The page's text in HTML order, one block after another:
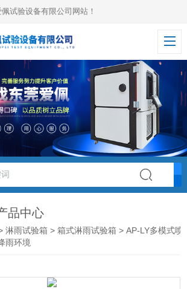
试验设备有限公司网站！
品中心
淋雨试验箱 >箱式淋雨试验箱 > AP-LY多模式喷
雨环境